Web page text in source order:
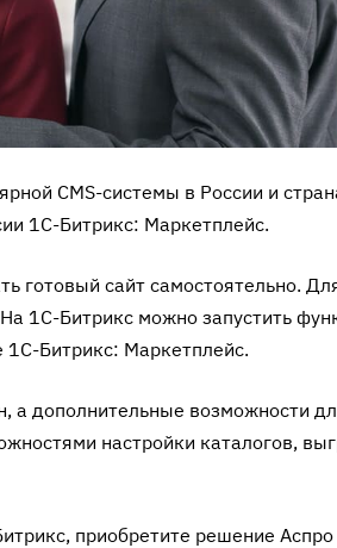
CMS-системы в России и
1С-Битрикс: Маркетплейс.
готовый сайт самостоятельно.
1С-Битрикс можно запустить
1С-Битрикс: Маркетплейс.
дополнительные возможности
настройки каталогов,
приобретите решение Аспро